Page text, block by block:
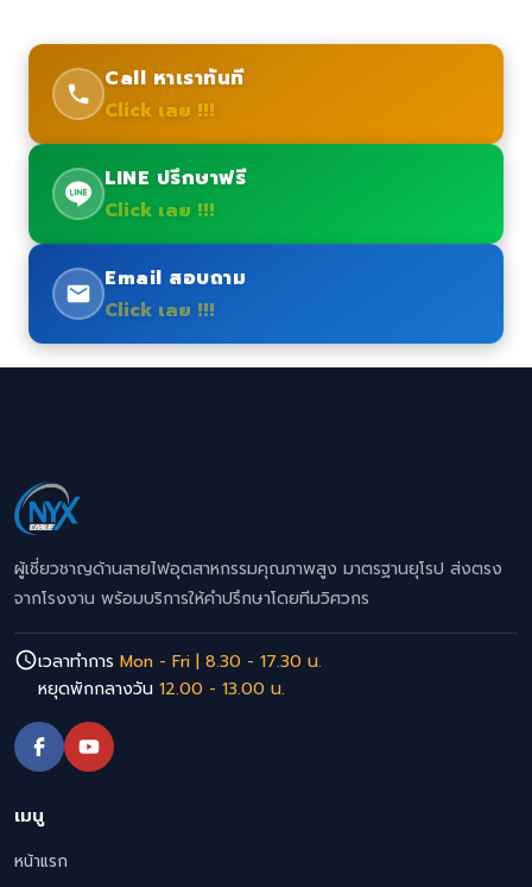
Call หาเราทันที
Click เลย !!!
LINE ปรึกษาฟรี
Click เลย !!!
Email สอบถาม
Click เลย !!!
ผู้เชี่ยวชาญด้านสายไฟอุตสาหกรรมคุณภาพสูง มาตรฐานยุโรป ส่งตรง
จากโรงงาน พร้อมบริการให้คำปรึกษาโดยทีมวิศวกร
เวลาทำการ Mon - Fri | 8.30 - 17.30 น.
หยุดพักกลางวัน 12.00 - 13.00 น.
เมนู
หน้าแรก